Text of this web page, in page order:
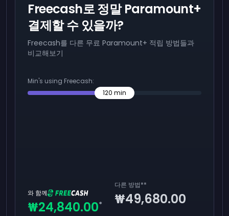
Freecash로 정말 Paramount+
결제할 수 있을까?
Freecash를 다른 무료 Paramount+ 적립 방법들과
비교해보기
Min's using Freecash:
120 min
와 함께
₩24,840.00*
다른 방법**
₩49,680.00